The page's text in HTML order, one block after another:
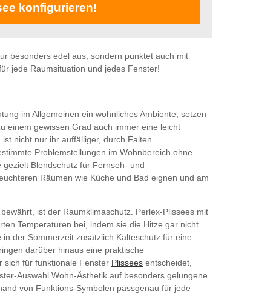
konfigurieren!
besonders edel aus, sondern punktet auch mit
jede Raumsituation und jedes Fenster!
im Allgemeinen ein wohnliches Ambiente, setzen
einem gewissen Grad auch immer eine leicht
nicht nur ihr auffälliger, durch Falten
Problemstellungen im Wohnbereich ohne
Blendschutz für Fernseh- und
Räumen wie Küche und Bad eignen und am
ist der Raumklimaschutz. Perlex-Plissees mit
Temperaturen bei, indem sie die Hitze gar nicht
der Sommerzeit zusätzlich Kälteschutz für eine
darüber hinaus eine praktische
sich für funktionale Fenster Plissees entscheidet,
Auswahl Wohn-Ästhetik auf besonders gelungene
von Funktions-Symbolen passgenau für jede